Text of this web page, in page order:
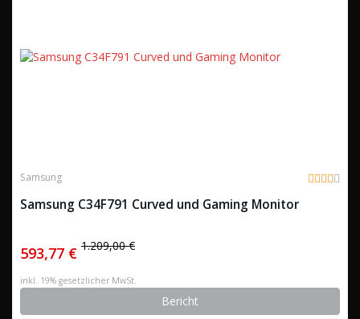
Samsung
Samsung C34F791 Curved und Gaming Monitor
593,77 € 1.209,00 €
inkl. 19% gesetzlicher MwSt.
Bericht